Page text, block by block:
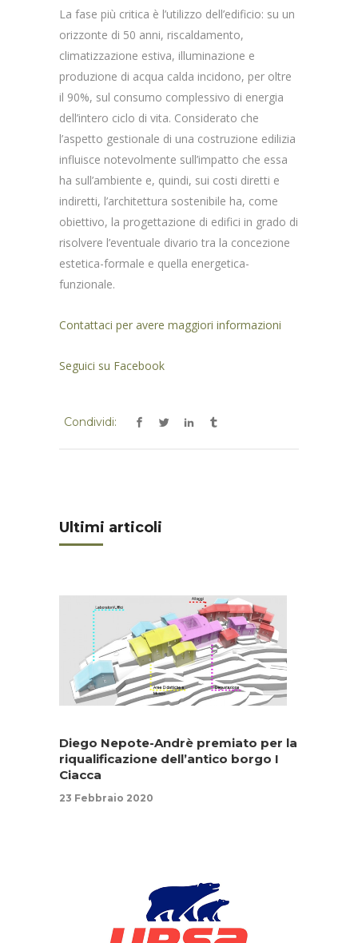
La fase più critica è l’utilizzo dell’edificio: su un
orizzonte di 50 anni, riscaldamento,
climatizzazione estiva, illuminazione e
produzione di acqua calda incidono, per oltre
il 90%, sul consumo complessivo di energia
dell’intero ciclo di vita. Considerato che
l’aspetto gestionale di una costruzione edilizia
influisce notevolmente sull’impatto che essa
ha sull’ambiente e, quindi, sui costi diretti e
indiretti, l’architettura sostenibile ha, come
obiettivo, la progettazione di edifici in grado di
risolvere l’eventuale divario tra la concezione
estetica-formale e quella energetica-
funzionale.
Contattaci per avere maggiori informazioni
Seguici su Facebook
Condividi:
Ultimi articoli
Diego Nepote-Andrè premiato per la
riqualificazione dell’antico borgo I
Ciacca
23 Febbraio 2020